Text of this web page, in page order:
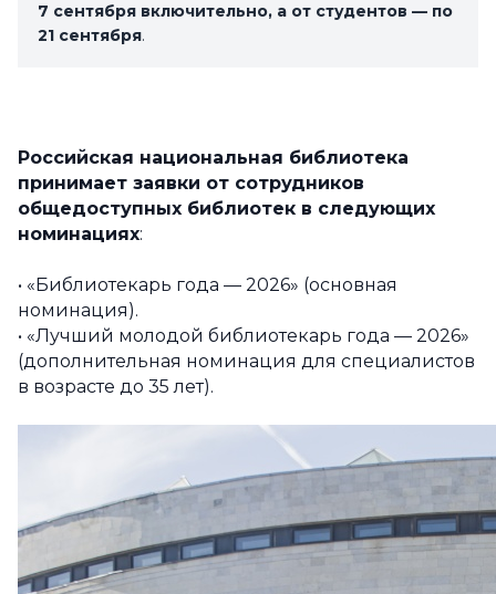
7 сентября включительно, а от студентов — по
21 сентября.
Российская национальная библиотека
принимает заявки от сотрудников
общедоступных библиотек в следующих
номинациях:
• «Библиотекарь года — 2026» (основная
номинация).
• «Лучший молодой библиотекарь года — 2026»
(дополнительная номинация для специалистов
в возрасте до 35 лет).